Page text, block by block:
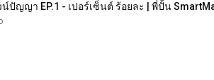
ปัญญา EP.1 - เปอร์เซ็นต์ ร้อยละ | พี่ปั้น